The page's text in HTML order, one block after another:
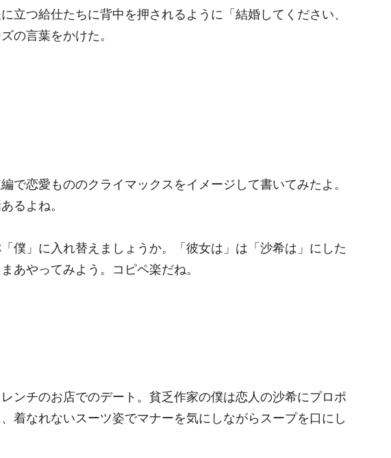
立つ給仕たちに背中を押されるように「結婚してください、
の言葉をかけた。
で恋愛もののクライマックスをイメージして書いてみたよ。
るよね。
僕」に入れ替えましょうか。「彼女は」は「沙希は」にした
あやってみよう。コピペ楽だね。
ンチのお店でのデート。貧乏作家の僕は恋人の沙希にプロポ
着なれないスーツ姿でマナーを気にしながらスープを口にし